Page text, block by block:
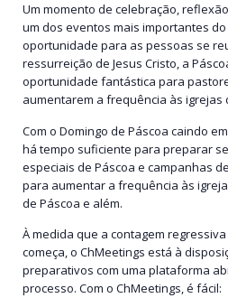
Um momento de celebração,
um dos eventos mais importantes
oportunidade para as pessoas se
ressurreição de Jesus Cristo, a
oportunidade fantástica para
aumentarem a frequência às igrejas
Com o Domingo de Páscoa caindo
há tempo suficiente para preparar
especiais de Páscoa e campanhas
para aumentar a frequência às
de Páscoa e além.
À medida que a contagem
começa, o ChMeetings está à
preparativos com uma plataforma
processo. Com o ChMeetings, é fácil: